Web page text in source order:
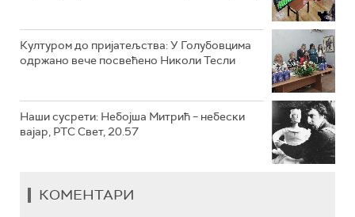
Културом до пријатељства: У Голубовцима
одржано вече посвећено Николи Тесли
Наши сусрети: Небојша Митрић – небески
вајар, РТС Свет, 20.57
КОМЕНТАРИ